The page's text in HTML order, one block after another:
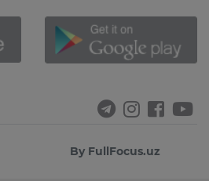
By FullFocus.uz